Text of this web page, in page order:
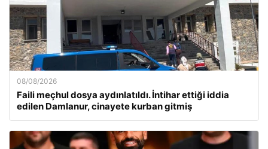
08/08/2026
Faili meçhul dosya aydınlatıldı. İntihar ettiği iddia
edilen Damlanur, cinayete kurban gitmiş